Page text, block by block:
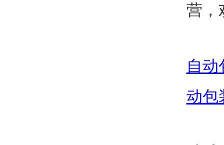
营，
自动
动包